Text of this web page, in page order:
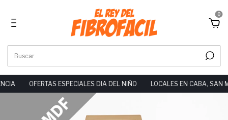
0
OFERTAS ESPECIALES DIA DEL NIÑO LOCALES EN CABA, SAN